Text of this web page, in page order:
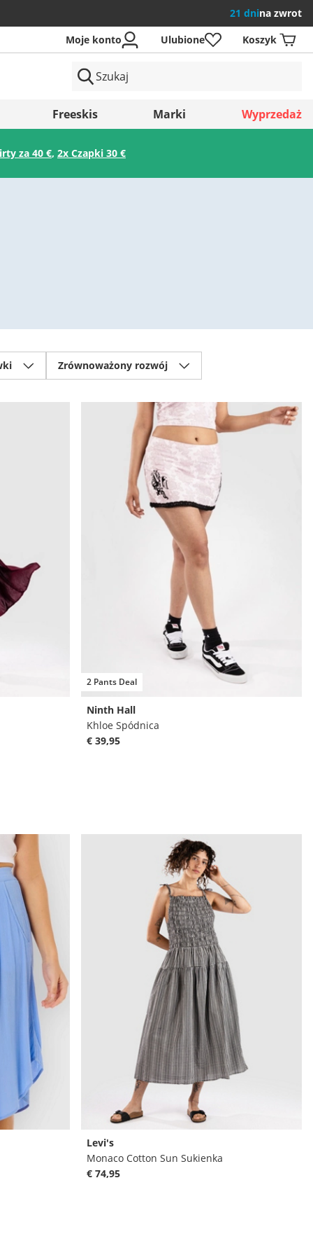
21 dnina zwrot
Zapisz
Moje konto Ulubione Koszyk
Freeskis Marki Wyprzedaż
za 40 €, 2x Czapki 30 €
Zrównoważony rozwój
2 Pants Deal
Ninth Hall
Khloe Spódnica
€ 39,95
Levi's
Monaco Cotton Sun Sukienka
€ 74,95